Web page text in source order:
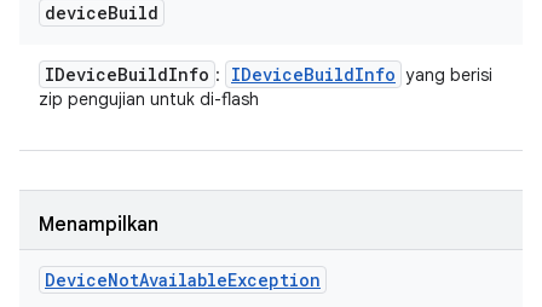
deviceBuild
IDeviceBuildInfo : IDeviceBuildInfo yang berisi
zip pengujian untuk di-flash
Menampilkan
DeviceNotAvailableException